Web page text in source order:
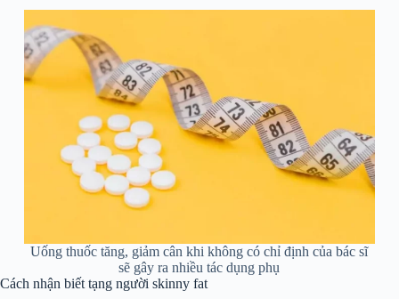
Uống thuốc tăng, giảm cân khi không có chỉ định của bác sĩ
sẽ gây ra nhiều tác dụng phụ
Cách nhận biết tạng người skinny fat